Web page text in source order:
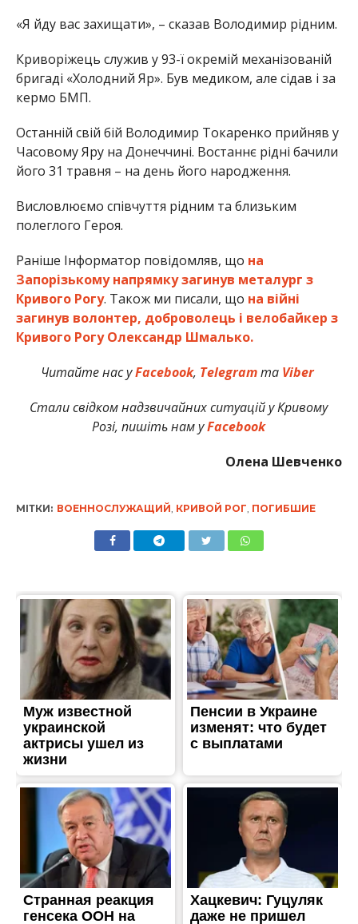
«Я йду вас захищати», – сказав Володимир рідним.
Криворіжець служив у 93-ї окремій механізованій
бригаді «Холодний Яр». Був медиком, але сідав і за
кермо БМП.
Останній свій бій Володимир Токаренко прийняв у
Часовому Яру на Донеччині. Востаннє рідні бачили
його 31 травня – на день його народження.
Висловлюємо співчуття рідним та близьким
полеглого Героя.
Раніше Інформатор повідомляв, що на
Запорізькому напрямку загинув металург з
Кривого Рогу. Також ми писали, що на війні
загинув волонтер, доброволець і велобайкер з
Кривого Рогу Олександр Шмалько.
Читайте нас уFacebook, Telegramта Viber
Стали свідком надзвичайних ситуацій у Кривому
Розі, пишіть нам уFacebook
Олена Шевченко
МІТКИ: ВОЕННОСЛУЖАЩИЙ КРИВОЙ РОГ ПОГИБШИЕ